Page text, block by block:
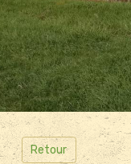
Retour